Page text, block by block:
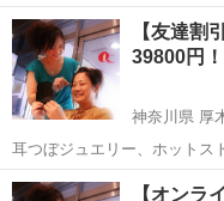
bodycare.net/doctor_therapist_list/detail/
として位置づけられ「世界で
東京 文京区 マッサ
【友達割
39800円
神奈川県 厚
耳つぼジュエリー、ホットス
神奈川 厚木市
【オンラ